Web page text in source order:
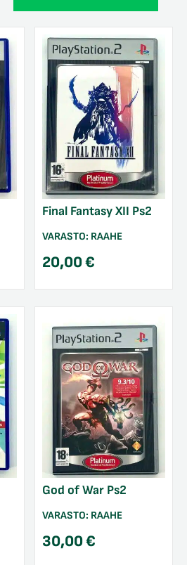
Final Fantasy XII Ps2
VARASTO: RAAHE
20,00€
God of War Ps2
VARASTO: RAAHE
30,00€